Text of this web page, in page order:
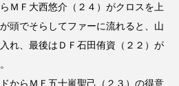
ＭＦ大西悠介（２４）がクロスを上
頭でそらしてファーに流れると、山
れ、最後はＤＦ石田侑資（２２）が
からＭＦ五十嵐聖己（２３）の得意